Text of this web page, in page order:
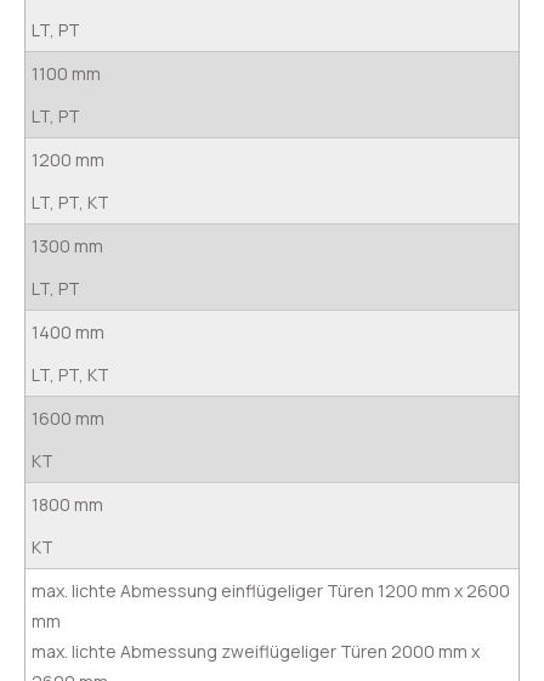
LT, PT
1100 mm
LT, PT
1200 mm
LT, PT, KT
1300 mm
LT, PT
1400 mm
LT, PT, KT
1600 mm
KT
1800 mm
KT
max. lichte Abmessung einflügeliger Türen 1200 mm x 2600
mm
max. lichte Abmessung zweiflügeliger Türen 2000 mm x